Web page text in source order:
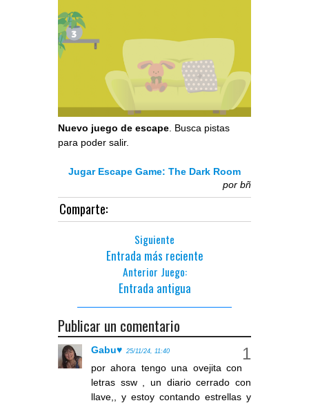
Nuevo juego de escape . Busca pistas
para poder salir.
Jugar Escape Game: The Dark Room
por bñ
Comparte:
Siguiente
Entrada más reciente
Anterior Juego:
Entrada antigua
Publicar un comentario
Gabu♥ 25/11/24, 11:40
por ahora tengo una ovejita con
letras ssw , un diario cerrado con
llave,, y estoy contando estrellas y